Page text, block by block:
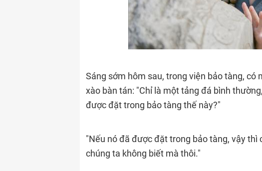
Sáng sớm hôm sau, trong viện bảo tàng, có
xào bàn tán: "Chỉ là một tảng đá bình
được đặt trong bảo tàng thế này?"
"Nếu nó đã được đặt trong bảo tàng, vậy thì
chúng ta không biết mà thôi."